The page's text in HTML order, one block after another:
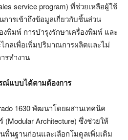
service program) ที่ช่วยเหลือผู้ใช้
ารเข้าถึงข้อมูลเกี่ยวกับชิ้นส่วน
พิมพ์ การบำรุงรักษาเครื่องพิมพ์ และ
ไกลเพื่อเพิ่มปริมาณการผลิตและไม่
รทำงาน
ณ์แบบได้ตามต้องการ
1630 พัฒนาโดยผสานเทคนิค
Architecture) ซึ่งช่วยให้
พื้นฐานก่อนและเลือกโมดูลเพิ่มเติม